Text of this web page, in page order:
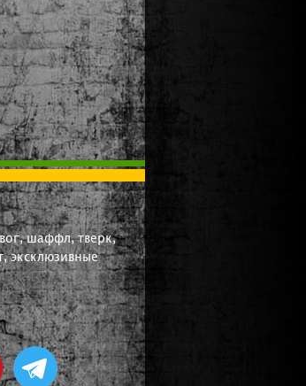
шаффл, тверк,
эксклюзивные